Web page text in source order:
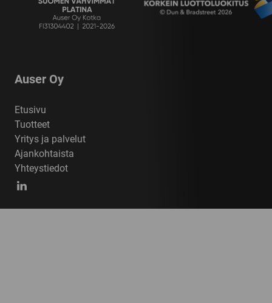
Auser Oy
Etusivu
Tuotteet
Yritys ja palvelut
Ajankohtaista
Yhteystiedot